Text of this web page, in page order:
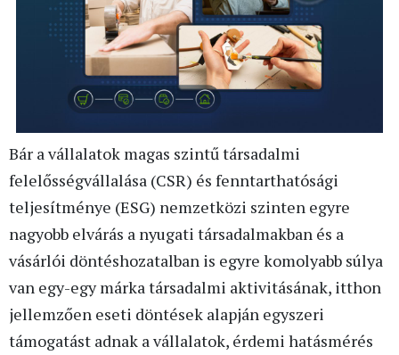
Bár a vállalatok magas szintű társadalmi
felelősségvállalása (CSR) és fenntarthatósági
teljesítménye (ESG) nemzetközi szinten egyre
nagyobb elvárás a nyugati társadalmakban és a
vásárlói döntéshozatalban is egyre komolyabb súlya
van egy-egy márka társadalmi aktivitásának, itthon
jellemzően eseti döntések alapján egyszeri
támogatást adnak a vállalatok, érdemi hatásmérés